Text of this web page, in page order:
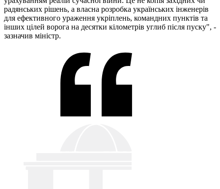
радянських рішень, а власна розробка українських інженерів
для ефективного ураження укріплень, командних пунктів та
інших цілей ворога на десятки кілометрів углиб після пуску", -
зазначив міністр.